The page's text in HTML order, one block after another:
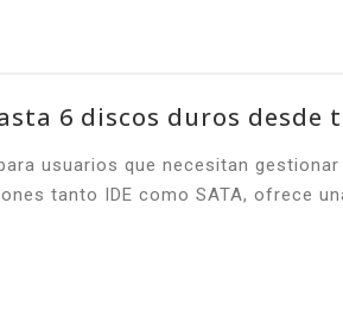
6 discos duros desde
usuarios que necesitan
tanto IDE como SATA, ofrece